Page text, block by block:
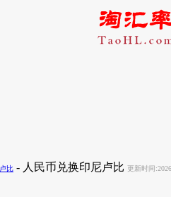
比 - 人民币兑换印尼卢比 更新时间